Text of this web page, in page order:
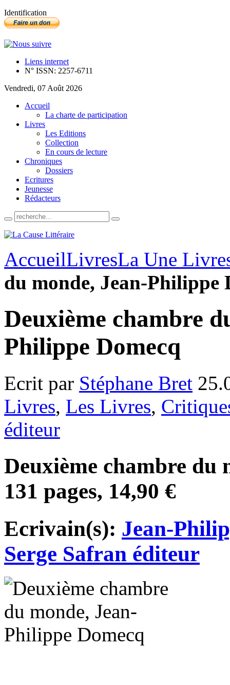
Identification
Liens internet
N° ISSN: 2257-6711
Vendredi, 07 Août 2026
Accueil
La charte de participation
Livres
Les Editions
Collection
En cours de lecture
Chroniques
Dossiers
Ecritures
Jeunesse
Rédacteurs
AccueilLivresLa Une
du monde, Jean-Philippe
Deuxième chambre
Philippe Domecq
Ecrit par Stéphane Bret
Livres, Les Livres,
éditeur
Deuxième chambre du
131 pages, 14,90 €
Ecrivain(s): Jean-
Serge Safran éditeur